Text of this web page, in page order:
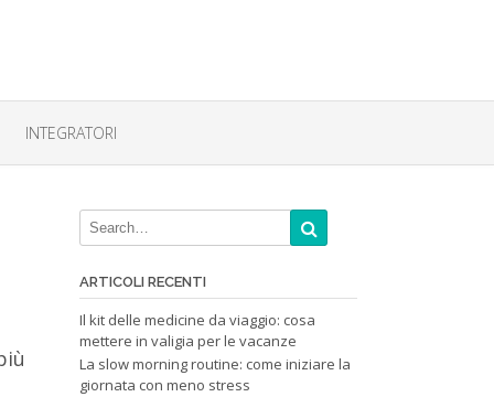
INTEGRATORI
ARTICOLI RECENTI
Il kit delle medicine da viaggio: cosa
mettere in valigia per le vacanze
La slow morning routine: come iniziare la
giornata con meno stress